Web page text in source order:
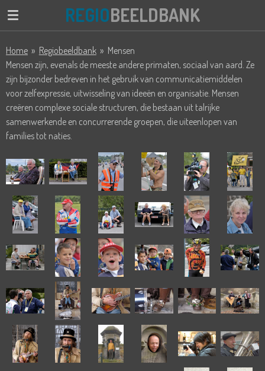
Ga
de
hoofdinhoud
REGIOBEELDBANK
Home » Regiobeeldbank » Mensen
Mensen zijn, evenals de meeste andere primaten, sociaal van aard. Ze
zijn bijzonder bedreven in het gebruik van communicatiemiddelen
voor zelfexpressie, uitwisseling van ideeën en organisatie. Mensen
creëren complexe sociale structuren, die bestaan uit talrijke
samenwerkende en concurrerende groepen, die uiteenlopen van
families tot naties.